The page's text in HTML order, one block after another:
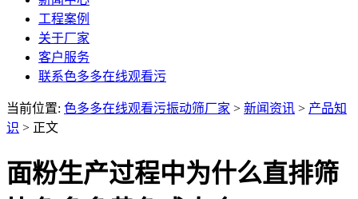
工程案例
关于厂家
客户服务
联系色多多在线观看污
当前位置: 色多多在线观看污振动筛厂家 > 新闻资讯 > 产品知
识 > 正文
面粉生产过程中为什么直排筛